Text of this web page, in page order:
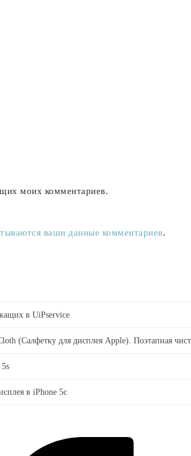
моих комментариев.
ваши данные комментариев.
в UiPservice
(Салфетку для дисплея Apple). Поэтапная
в iPhone 5c